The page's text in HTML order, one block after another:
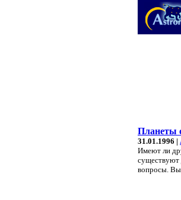
Планеты
31.01.1996 |
Имеют ли
существуют
вопросы. Вы